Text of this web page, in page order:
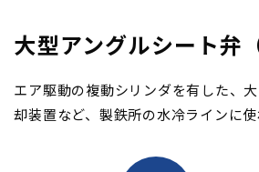
大型アングルシート弁
エア駆動の複動シリンダを有した、
却装置など、製鉄所の水冷ラインに使